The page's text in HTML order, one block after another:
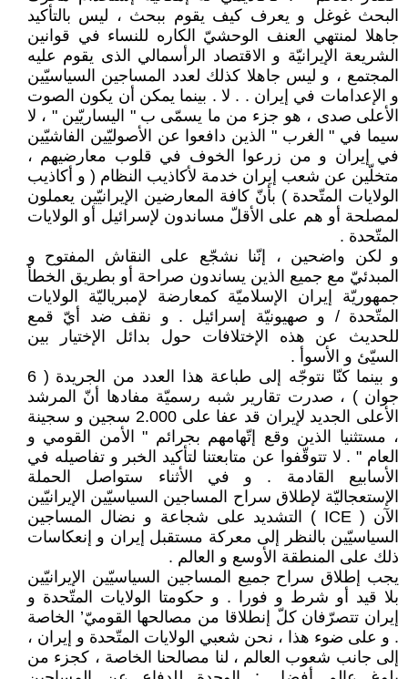
البحث غوغل و يعرف كيف يقوم ببحث ، ليس بالتأكيد
جاهلا لمنتهي العنف الوحشيّ الكاره للنساء في قوانين
الشريعة الإيرانيّة و الاقتصاد الرأسمالي الذى يقوم عليه
المجتمع ، و ليس جاهلا كذلك لعدد المساجين السياسيّين
و الإعدامات في إيران . . لا . بينما يمكن أن يكون الصوت
الأعلى صدى ، هو جزء من ما يسمّى ب " اليساريّين " ، لا
سيما في " الغرب " الذين دافعوا عن الأصوليّين الفاشيّين
في إيران و من زرعوا الخوف في قلوب معارضيهم ،
متخلّين عن شعب إيران خدمة لأكاذيب النظام ( و أكاذيب
الولايات المتّحدة ) بأنّ كافة المعارضين الإيرانيّين يعملون
لمصلحة أو هم على الأقلّ مساندون لإسرائيل أو الولايات
المتّحدة .
و لكن واضحين ، إنّنا نشجّع على النقاش المفتوح و
المبدئيّ مع جميع الذين يساندون صراحة أو بطريق الخطأ
جمهوريّة إيران الإسلاميّة كمعارضة لإمبرياليّة الولايات
المتّحدة / و صهيونيّة إسرائيل . و نقف ضد أيّ قمع
للحديث عن هذه الإختلافات حول بدائل الإختيار بين
السيّئ و الأسوأ .
و بينما كنّا نتوجّه إلى طباعة هذا العدد من الجريدة ( 6
جوان ) ، صدرت تقارير شبه رسميّة مفادها أنّ المرشد
الأعلى الجديد لإيران قد عفا على 2.000 سجين و سجينة
، مستثنيا الذين وقع إتّهامهم بجرائم " الأمن القومي و
العام " . لا تتوقّفوا عن متابعتنا لتأكيد الخبر و تفاصيله في
الأسابيع القادمة . و في الأثناء ستواصل الحملة
الإستعجاليّة لإطلاق سراح المساجين السياسيّين الإيرانيّين
الآن ( ICE ) التشديد على شجاعة و نضال المساجين
السياسيّين بالنظر إلى معركة مستقبل إيران و إنعكاسات
ذلك على المنطقة الأوسع و العالم .
يجب إطلاق سراح جميع المساجين السياسيّين الإيرانيّين
بلا قيد أو شرط و فورا . و حكومتا الولايات المتّحدة و
إيران تتصرّفان كلّ إنطلاقا من مصالحها القوميّ’ الخاصة
. و على ضوء هذا ، نحن شعبي الولايات المتّحدة و إيران ،
إلى جانب شعوب العالم ، لنا مصالحنا الخاصة ، كجزء من